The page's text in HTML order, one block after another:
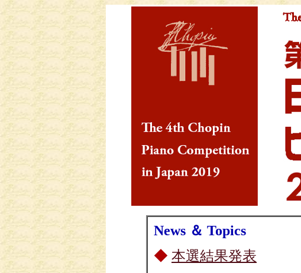
News ＆ Topics
◆ 本選結果発表